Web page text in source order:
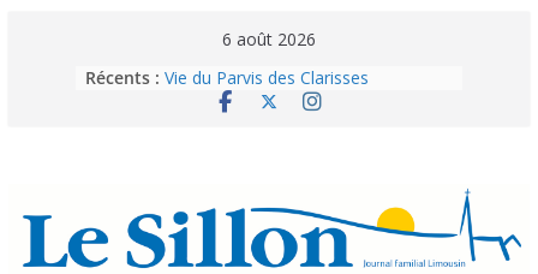
6 août 2026
Récents : Vie du Parvis des Clarisses
La brochure « Des vacances
Splendeurs murales de nos églises
Abonnez-vous ! Réabonnez-vous !